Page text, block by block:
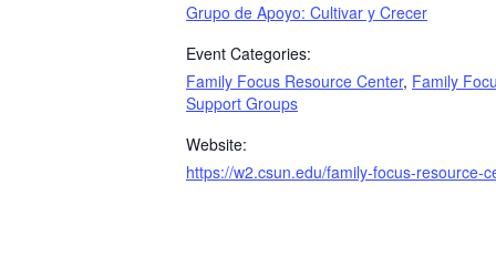
Grupo de Apoyo: Cultivar y Crecer
Event Categories:
Family Focus Resource Center, Family
Support Groups
Website:
https://w2.csun.edu/family-focus-resource-